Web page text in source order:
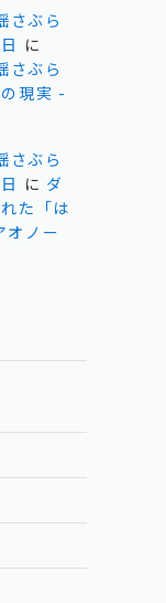
さぶら
に
さぶら
現実 -
さぶら
に ダ
た「は
ノー